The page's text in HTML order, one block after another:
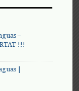
–
!!!
|